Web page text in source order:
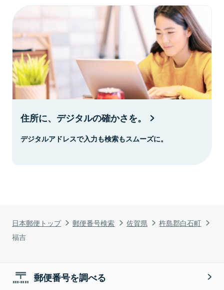
日本郵便トップ 郵便番号検索 佐賀県
杵島郡白石町
福吉
住所に、デジタルの確かさを。
デジタルアドレスで入力も検索もスムーズに。
郵便番号を調べる